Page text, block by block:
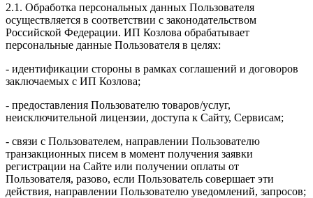
2.1. Обработка персональных данных Пользователя
осуществляется в соответствии с законодательством
Российской Федерации. ИП Козловa обрабатывает
персональные данные Пользователя в целях:
- идентификации стороны в рамках соглашений и договоров
заключаемых с ИП Козлова;
- предоставления Пользователю товаров/услуг,
неисключительной лицензии, доступа к Сайту, Сервисам;
- связи с Пользователем, направлении Пользователю
транзакционных писем в момент получения заявки
регистрации на Сайте или получении оплаты от
Пользователя, разово, если Пользователь совершает эти
действия, направлении Пользователю уведомлений, запросов;